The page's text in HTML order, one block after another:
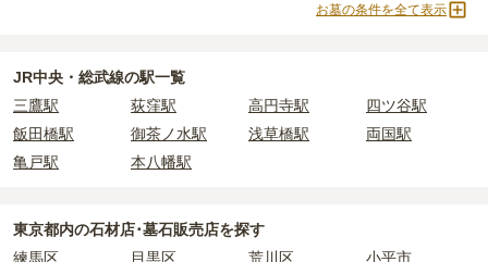
：お墓の管理費。契約後、毎年発生するケースがあり
正確な費用は、区画や石材の選び方によって大きく変わるため、見
積もりを取るまで確定しません。
現地見学では、担当者に「提示金額以外にかかる費用はないか」を
必ず確認することをおすすめします。
お墓の条件を全て表示
JR中央・総武線の駅一覧
三鷹駅
荻窪駅 高円寺駅
四ツ谷駅
飯田橋駅
御茶ノ水駅 浅草橋駅
両国駅
亀戸駅
本八幡駅
東京都内の石材店･墓石販売店を探す
練馬区
目黒区 荒川区
小平市